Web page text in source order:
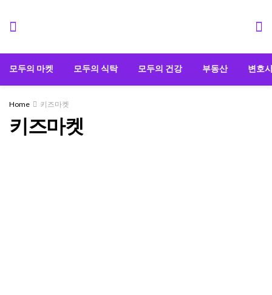
모두의 마켓 모두의 식탁 모두의 건강 부동산 변호
Home 키즈마켓
키즈마켓